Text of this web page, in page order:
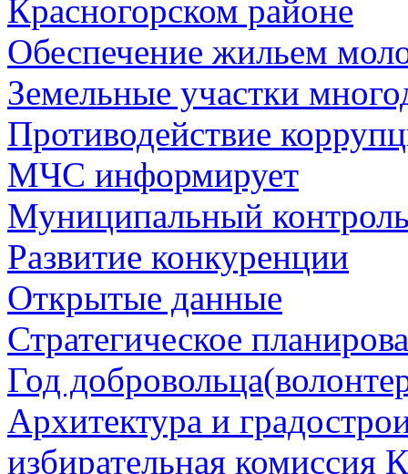
Красногорском районе
Обеспечение жильем
Земельные участки
Противодействие
МЧС информирует
Муниципальный
Развитие конкуренции
Открытые данные
Стратегическое
Год
Архитектура и
избирательная комиссия